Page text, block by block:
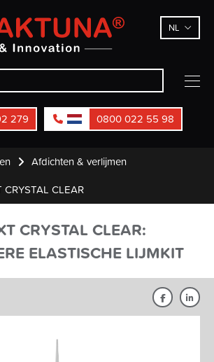
NL
279 0800 022 55 98
Afdichten & verlijmen
CRYSTAL CLEAR
CRYSTAL CLEAR:
ELASTISCHE LIJMKIT